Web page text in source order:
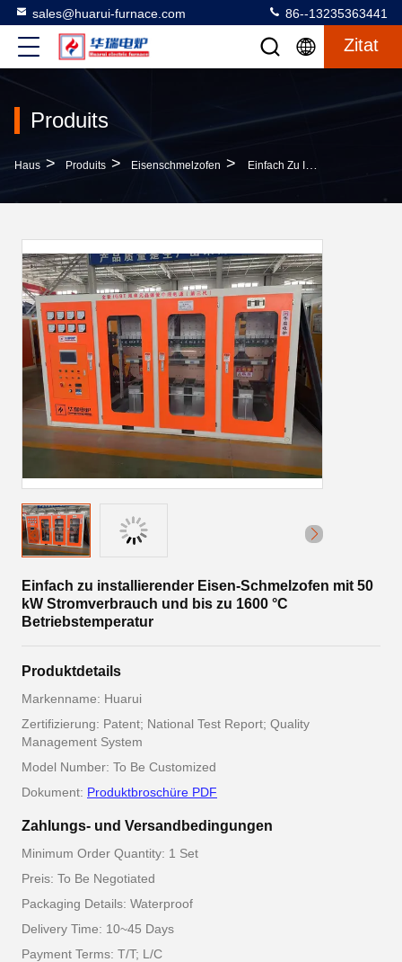
sales@huarui-furnace.com 86--13235363441
Zitat
Produits
Haus > Produits > Eisenschmelzofen > Einfach Zu Installierender Eisen-Schmelzofen Mit 50 KW Stromverbrauch Und Bis Zu 1600 °C Betriebstemperatur
Einfach zu installierender Eisen-Schmelzofen mit 50
kW Stromverbrauch und bis zu 1600 °C
Betriebstemperatur
Produktdetails
Markenname: Huarui
Zertifizierung: Patent; National Test Report; Quality
Management System
Model Number: To Be Customized
Dokument: Produktbroschüre PDF
Zahlungs- und Versandbedingungen
Minimum Order Quantity: 1 Set
Preis: To Be Negotiated
Packaging Details: Waterproof
Delivery Time: 10~45 Days
Payment Terms: T/T; L/C